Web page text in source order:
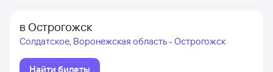
в Острогожск
Солдатское, Воронежская область - Острогожск
Найти билеты